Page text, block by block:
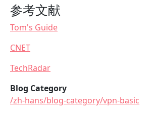
参考文献
Tom's Guide
CNET
TechRadar
Blog Category
/zh-hans/blog-category/vpn-basic